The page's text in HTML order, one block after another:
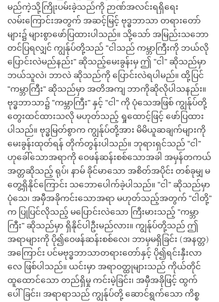
မည်ကဲ့သို့ကြိုးပမ်းခဲ့သည်ကို ဉာဏ်အလင်းရရှိရေး
လမ်းကြောင်းအတွက် အဆင့်မြင့် ဗုဒ္ဓဘာသာ တရားတော်
များ၌ များစွာဖော်ပြထားပါသည်။ သို့သော် အမြည်းသဘော
တင်ပြရလျှင် ကျွန်ုပ်တို့သည် “ငါသည် ကမ္ဘာကြီးကို ဘယ်လို
ပြောင်းလဲမည်နည်း” ဆိုသည့်မေးခွန်းမှ ဤ “ငါ” ဆိုသည်မှာ
ဘယ်သူလဲ၊ ဘာလဲ ဆိုသည်ကို ပြောင်းလဲရပါမည်။ ထို့ပြင်
“ကမ္ဘာကြီး” ဆိုသည်မှာ အတိအကျ ဘာကိုဆိုလိုပါသနည်း။
ဗုဒ္ဓဘာသာ၌ “ကမ္ဘာကြီး” နှင့် “ငါ” ကို ပုံသေအဖြစ် ကျွန်ုပ်တို့
တွေးထင်ထားသလို မဟုတ်သည့် ရှုထောင့်ဖြင့် ဖော်ပြထား
ပါသည်။ ဗုဒ္ဓမြတ်စွာက ကျွန်ုပ်တို့အား မိမိယူဆချက်များကို
မေးခွန်းထုတ်ရန် တိုက်တွန်းပါသည်။ ဘုရားရှင်သည် “ငါ”
ဟုခေါ်သောအရာကို ဝေဖန်ဆန်းစစ်သောအခါ အမှန်တကယ်
အတ္တဆိုသည့် ရုပ်၊ နာမ် ခိုင်မာသော အစိတ်အပိုင်း တစ်ခုမျှ မ
တွေ့ရှိနိုင်ကြောင်း သဘောပေါက်ခဲ့ပါသည်။ “ငါ” ဆိုသည်မှာ
ပုံသေ၊ အမှီအခိုကင်းသောအရာ မဟုတ်သည့်အတွက် “ငါတို့”
က ပြုပြင်လိုသည့် မပြောင်းလဲသော ကြီးမားသည့် “ကမ္ဘာ
ကြီး” ဆိုသည်မှာ ရှိနိုင်ပါဦးမည်လား။ ကျွန်ုပ်တို့သည် ဤ
အရာများကို ပို၍ဝေဖန်ဆန်းစစ်လေ၊ ဘာမှမရှိခြင်း (အနတ္တ)
အကြောင်း ပင်မဗုဒ္ဓဘာသာတရားတော်နှင့် ပို၍ရင်းနှီးလာ
လေ ဖြစ်ပါသည်။ ယင်းမှာ အရာဝတ္ထုများသည် ကိုယ်တိုင်
ထူထောင်သော တည်ရှိမှု ကင်းမဲ့ခြင်း၊ အမှီအခိုဖြင့် ထွက်
ပေါ်ခြင်း၊ အရာရာသည် ကျွန်ုပ်တို့ ဆောင်ရွက်သော ကိစ္စ